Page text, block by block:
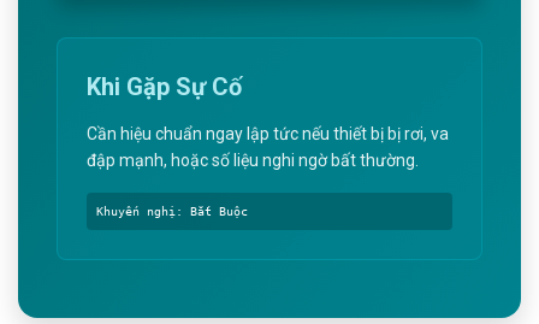
Khi Gặp Sự Cố
Cần hiệu chuẩn ngay lập tức nếu thiết bị bị rơi, va
đập mạnh, hoặc số liệu nghi ngờ bất thường.
Khuyến nghị: Bắt Buộc